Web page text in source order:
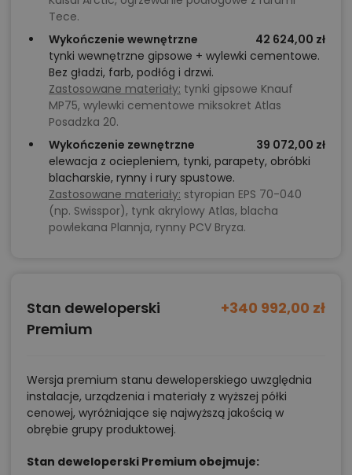
Tece.
Wykończenie wewnętrzne
42 624,00 zł
tynki wewnętrzne gipsowe + wylewki cementowe.
Bez gładzi, farb, podłóg i drzwi.
Zastosowane materiały: tynki gipsowe Knauf
MP75, wylewki cementowe miksokret Atlas
Posadzka 20.
Wykończenie zewnętrzne
39 072,00 zł
elewacja z ociepleniem, tynki, parapety, obróbki
blacharskie, rynny i rury spustowe.
Zastosowane materiały: styropian EPS 70-040
(np. Swisspor), tynk akrylowy Atlas, blacha
powlekana Plannja, rynny PCV Bryza.
Stan deweloperski
Premium
+340 992,00 zł
Wersja premium stanu deweloperskiego uwzględnia
instalacje, urządzenia i materiały z wyższej półki
cenowej, wyróżniające się najwyższą jakością w
obrębie grupy produktowej.
Stan deweloperski Premium obejmuje: